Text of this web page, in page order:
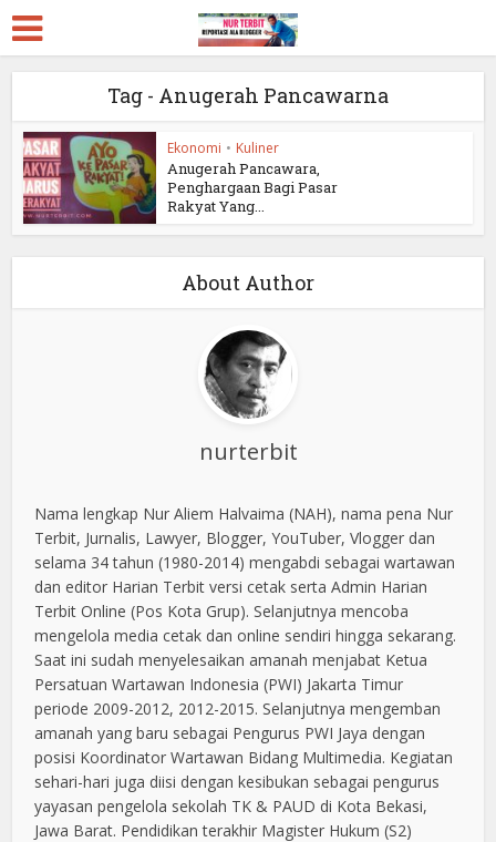
Tag - Anugerah Pancawarna
Ekonomi • Kuliner
Anugerah Pancawara,
Penghargaan Bagi Pasar
Rakyat Yang...
About Author
nurterbit
Nama lengkap Nur Aliem Halvaima (NAH), nama pena Nur
Terbit, Jurnalis, Lawyer, Blogger, YouTuber, Vlogger dan
selama 34 tahun (1980-2014) mengabdi sebagai wartawan
dan editor Harian Terbit versi cetak serta Admin Harian
Terbit Online (Pos Kota Grup). Selanjutnya mencoba
mengelola media cetak dan online sendiri hingga sekarang.
Saat ini sudah menyelesaikan amanah menjabat Ketua
Persatuan Wartawan Indonesia (PWI) Jakarta Timur
periode 2009-2012, 2012-2015. Selanjutnya mengemban
amanah yang baru sebagai Pengurus PWI Jaya dengan
posisi Koordinator Wartawan Bidang Multimedia. Kegiatan
sehari-hari juga diisi dengan kesibukan sebagai pengurus
yayasan pengelola sekolah TK & PAUD di Kota Bekasi,
Jawa Barat. Pendidikan terakhir Magister Hukum (S2)